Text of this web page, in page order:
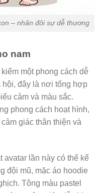
– nhân đôi sự dễ thương
nam
một phong cách dễ
hội, đây là nơi tổng hợp
cảm và màu sắc.
phong cách hoạt hình,
giác thân thiện và
avatar lần này có thể kể
đội mũ, mặc áo hoodie
Tông màu pastel